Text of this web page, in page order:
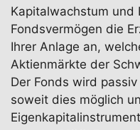
Kapitalwachstum und
Fondsvermögen die
Ihrer Anlage an,
Aktienmärkte der
Der Fonds wird
soweit dies möglich